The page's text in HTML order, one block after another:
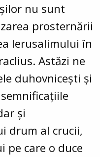
nu sunt
prosternării
Ierusalimului în
Astăzi ne
duhovnicești și
și
drum al crucii,
pe care o duce